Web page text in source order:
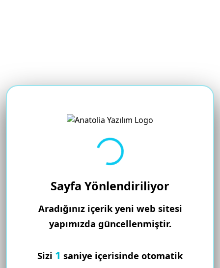
Yükleniyor...
Sayfa Yönlendiriliyor
Aradığınız içerik yeni web sitesi
yapımızda güncellenmiştir.
Sizi 1 saniye içerisinde otomatik